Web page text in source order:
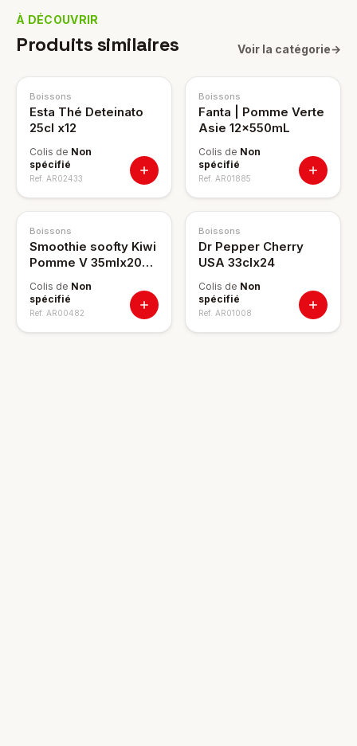
À DÉCOUVRIR
Produits similaires Voir la catégorie→
Boissons
Esta Thé Deteinato
25cl x12
Colis de Non
spécifié
Ref. AR02433
Boissons
Fanta | Pomme Verte
Asie 12x550mL
Colis de Non
spécifié
Ref. AR01885
Boissons
Smoothie soofty Kiwi
Pomme V 35mlx20
Colis de Non
spécifié
Ref. AR00482
Boissons
Dr Pepper Cherry
USA 33clx24
Colis de Non
spécifié
Ref. AR01008